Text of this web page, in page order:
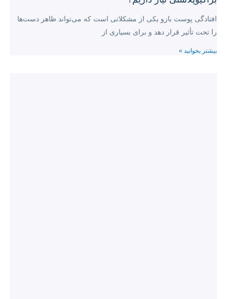
افتادگی پوست بازو یکی از مشکلاتی است که می‌تواند ظاهر دست‌ها
را تحت تأثیر قرار دهد و برای بسیاری از
بیشتر بخوانید »